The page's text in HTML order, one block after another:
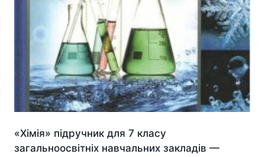
«Хімія» підручник для 7 класу
загальноосвітніх навчальних закладів —